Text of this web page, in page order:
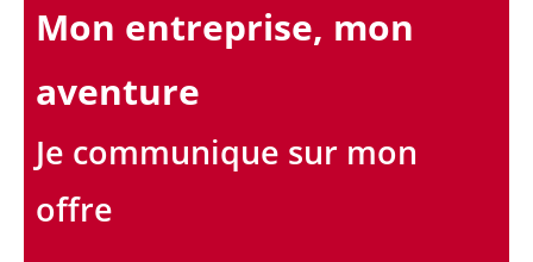
Mon entreprise, mon
aventure
Je communique sur mon
offre